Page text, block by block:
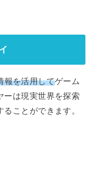
報を活用してゲーム
ーは現実世界を探索
ことができます。